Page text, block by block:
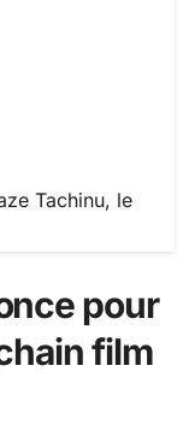
Tachinu, le
pour
film